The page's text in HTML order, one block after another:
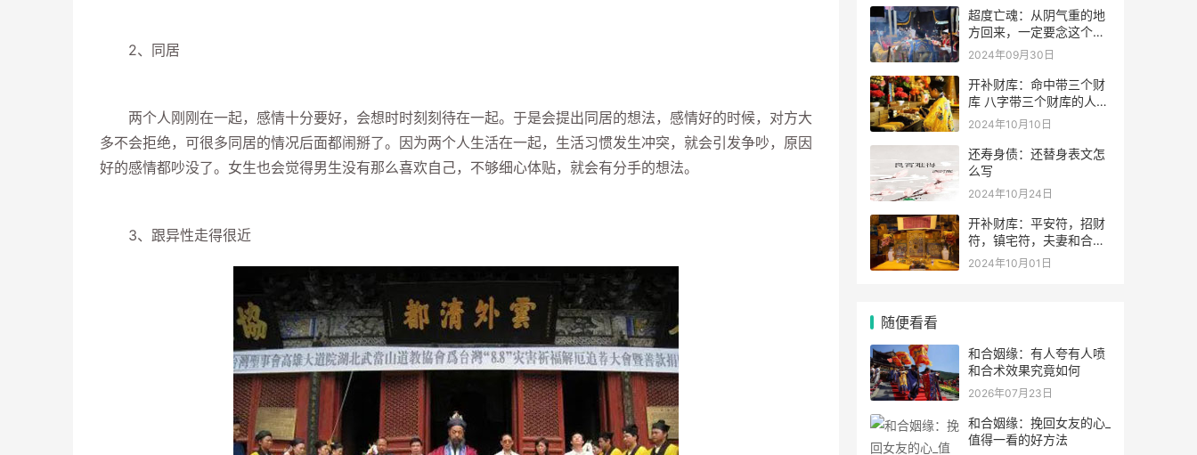
2、同居
两个人刚刚在一起，感情十分要好，会想时时刻刻待在一起。于是会提出同居的想法，感情好的时候，对方大
多不会拒绝，可很多同居的情况后面都闹掰了。因为两个人生活在一起，生活习惯发生冲突，就会引发争吵，原因
好的感情都吵没了。女生也会觉得男生没有那么喜欢自己，不够细心体贴，就会有分手的想法。
3、跟异性走得很近
超度亡魂：从阴气重的地
方回来，一定要念这个
咒！
2024年09月30日
开补财库：命中带三个财
库 八字带三个财库的人是
不是很有钱？
2024年10月10日
还寿身债：还替身表文怎
么写
2024年10月24日
开补财库：平安符，招财
符，镇宅符，夫妻和合符.
灵符符咒.
2024年10月01日
随便看看
和合姻缘：有人夸有人喷
和合术效果究竟如何
2026年07月23日
和合姻缘：挽回女友的心_
值得一看的好方法